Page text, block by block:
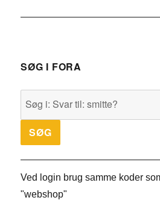
SØG I FORA
Ved login brug samme koder
"webshop"